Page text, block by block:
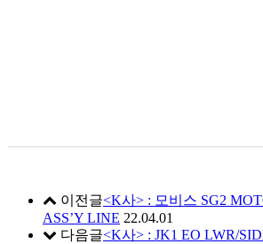
이전글<K사> : 모비스 SG2
ASS’Y LINE 22.04.01
다음글<K사> : JK1 EO LWR/